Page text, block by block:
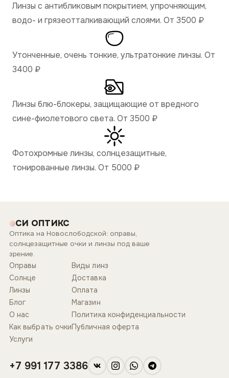
Линзы с антибликовым покрытием, упрочняющим,
водо- и грязеотталкивающий слоями. От 3500 ₽
Утонченные, очень тонкие, ультратонкие линзы. От
3400 ₽
Линзы блю-блокеры, защищающие от вредного
сине-фиолетового света. От 3500 ₽
Фотохромные линзы, солнцезащитные,
тонированные линзы. От 5000 ₽
СИ ОПТИКС
Оптика на Новослободской: оправы,
солнцезащитные очки и линзы под ваше
зрение.
Оправы
Солнце
Линзы
Блог
О нас
Как выбрать очки
Услуги
Виды линз
Доставка
Оплата
Магазин
Политика конфиденциальности
Публичная оферта
+7 991 177 3386